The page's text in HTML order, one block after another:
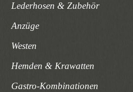
Lederhosen & Zubehör
Anzüge
Westen
Hemden & Krawatten
Gastro-Kombinationen